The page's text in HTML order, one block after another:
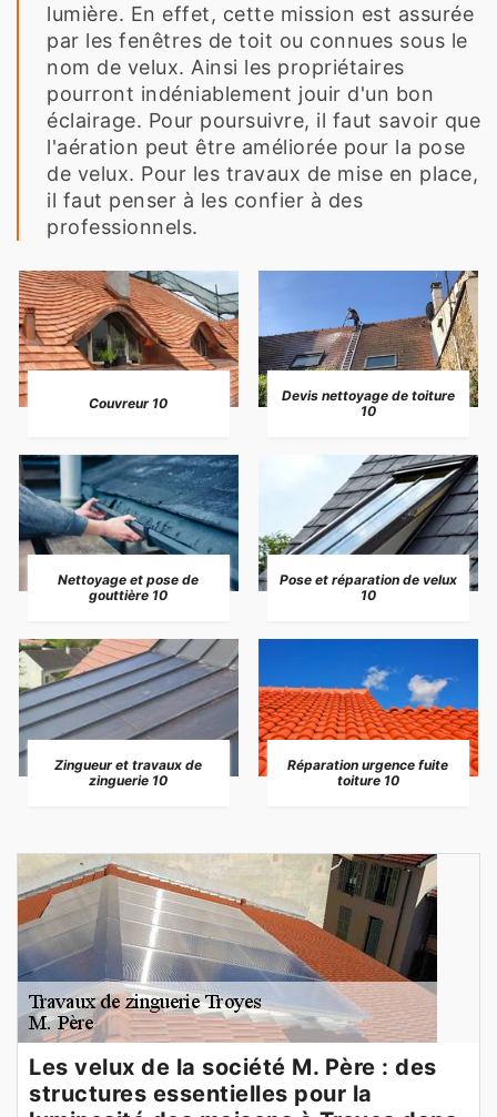
lumière. En effet, cette mission est assurée
par les fenêtres de toit ou connues sous le
nom de velux. Ainsi les propriétaires
pourront indéniablement jouir d'un bon
éclairage. Pour poursuivre, il faut savoir que
l'aération peut être améliorée pour la pose
de velux. Pour les travaux de mise en place,
il faut penser à les confier à des
professionnels.
Couvreur 10
Devis nettoyage de toiture
10
Nettoyage et pose de
gouttière 10
Pose et réparation de velux
10
Zingueur et travaux de
zinguerie 10
Réparation urgence fuite
toiture 10
Les velux de la société M. Père : des
structures essentielles pour la